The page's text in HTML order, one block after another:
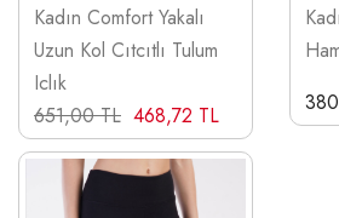
Kadın Comfort Yakalı
Uzun Kol Cıtcıtlı Tulum
Iclık
651,00 TL 468,72 TL